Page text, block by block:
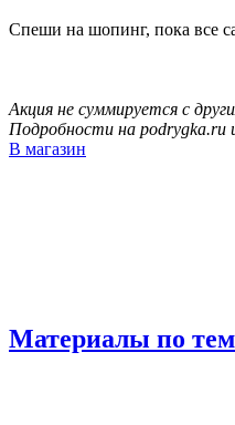
Спеши на шопинг, пока все
Акция не суммируется с
Подробности на podrygka.ru
В магазин
Материалы по